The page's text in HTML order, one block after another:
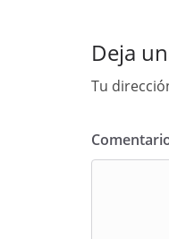
Deja
Tu